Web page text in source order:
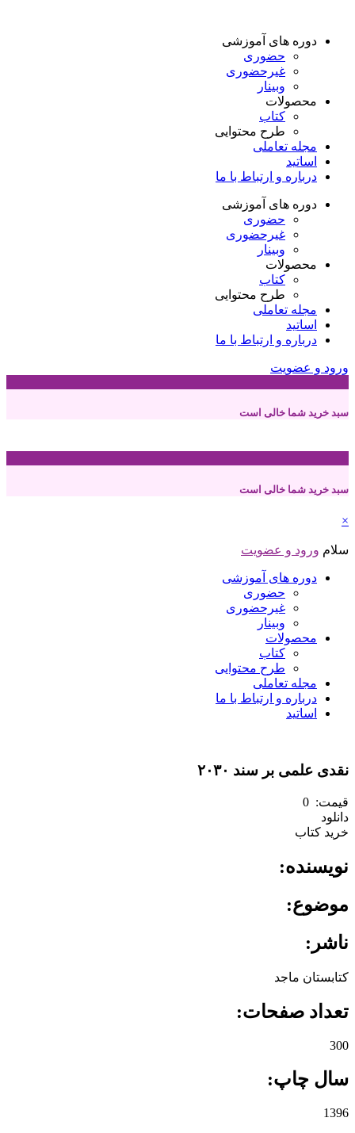
دوره های آموزشی
حضوری
غیرحضوری
وبینار
محصولات
کتاب
طرح محتوایی
مجله تعاملی
اساتید
درباره و ارتباط با ما
دوره های آموزشی
حضوری
غیرحضوری
وبینار
محصولات
کتاب
طرح محتوایی
مجله تعاملی
اساتید
درباره و ارتباط با ما
ورود و عضویت
سبد خرید شما خالی است
سبد خرید شما خالی است
×
سلام ورود و عضویت
دوره های آموزشی
حضوری
غیرحضوری
وبینار
محصولات
کتاب
طرح محتوایی
مجله تعاملی
درباره و ارتباط با ما
اساتید
نقدی علمی بر سند ۲۰۳۰
قیمت: ‌ 0
دانلود
خرید کتاب
نویسنده: ‌
موضوع: ‌
ناشر: ‌
کتابستان ماجد
تعداد صفحات: ‌
300
سال چاپ: ‌
1396